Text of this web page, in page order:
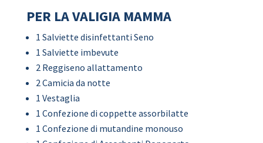
PER LA VALIGIA MAMMA
1 Salviette disinfettanti Seno
1 Salviette imbevute
2 Reggiseno allattamento
2 Camicia da notte
1 Vestaglia
1 Confezione di coppette assorbilatte
1 Confezione di mutandine monouso